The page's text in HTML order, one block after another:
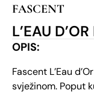
FASCENT
L’EAU
OPIS:
Fascent L’Eau
svježinom. Poput